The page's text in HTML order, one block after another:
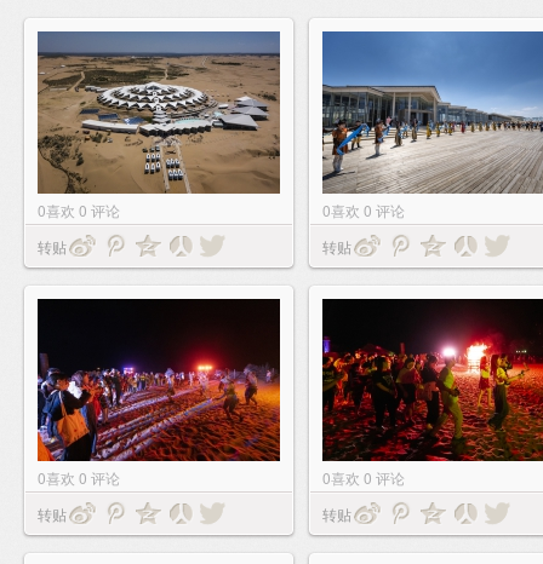
0喜欢 0 评论
转贴
0喜欢 0 评论
转贴
0喜欢 0 评论
转贴
0喜欢 0 评论
转贴